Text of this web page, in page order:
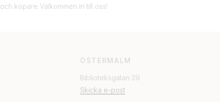
och köpare Välkommen in till oss!
ÖSTERMALM
Biblioteksgatan 29
Skicka e-post